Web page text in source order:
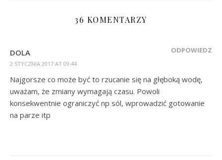
36 KOMENTARZY
DOLA
2 STYCZNIA 2017 AT 09:44
ODPOWIEDZ
Najgorsze co może być to rzucanie się na głęboką wodę,
uważam, że zmiany wymagają czasu. Powoli
konsekwentnie ograniczyć np sól, wprowadzić gotowanie
na parze itp